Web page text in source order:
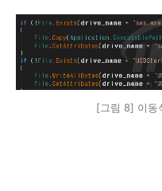
[그림 8] 이동